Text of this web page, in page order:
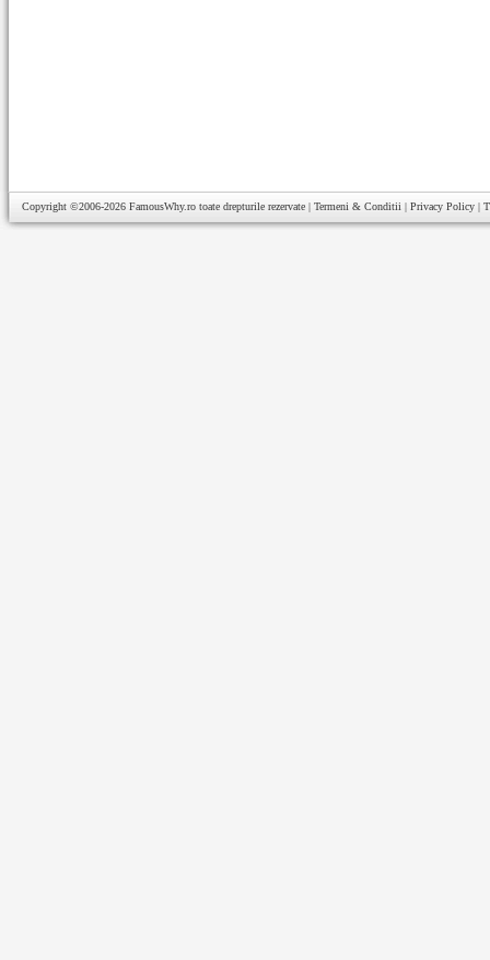
Copyright ©2006-2026 FamousWhy.ro toate drepturile rezervate | Termeni & Conditii | Privacy Policy |